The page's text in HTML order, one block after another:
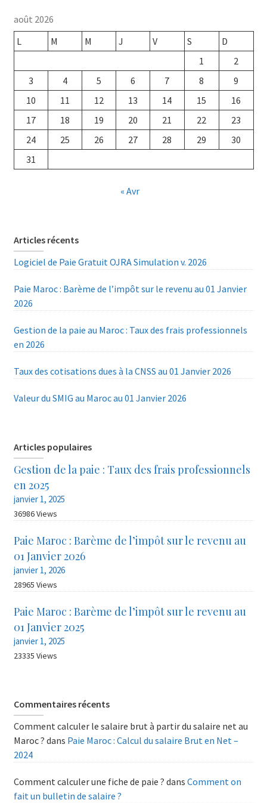
août 2026
L
M M J V S
D
1
2
3
4 5 6 7 8
9
10
11 12 13 14 15
16
17
18 19 20 21 22
23
24
25 26 27 28 29
30
31
« Avr
Articles récents
Logiciel de Paie Gratuit OJRA Simulation v. 2026
Paie Maroc : Barème de l’impôt sur le revenu au 01 Janvier
2026
Gestion de la paie au Maroc : Taux des frais professionnels
en 2026
Taux des cotisations dues à la CNSS au 01 Janvier 2026
Valeur du SMIG au Maroc au 01 Janvier 2026
Articles populaires
Gestion de la paie : Taux des frais professionnels
en 2025
janvier 1, 2025
36986 Views
Paie Maroc : Barème de l’impôt sur le revenu au
01 Janvier 2026
janvier 1, 2026
28965 Views
Paie Maroc : Barème de l’impôt sur le revenu au
01 Janvier 2025
janvier 1, 2025
23335 Views
Commentaires récents
Comment calculer le salaire brut à partir du salaire net au
Maroc ? dans Paie Maroc : Calcul du salaire Brut en Net –
2024
Comment calculer une fiche de paie ? dans Comment on
fait un bulletin de salaire ?